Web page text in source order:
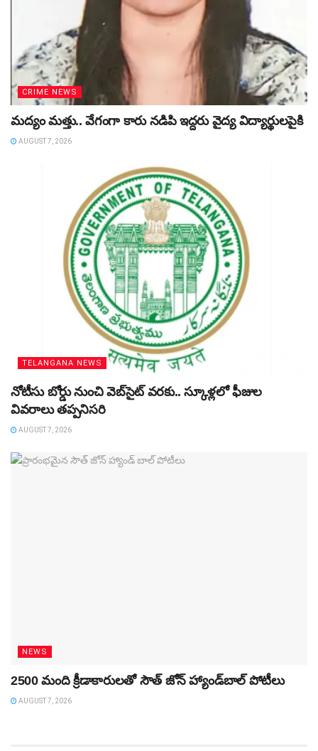
CRIME NEWS
మద్యం మత్తు.. వేగంగా కారు నడిపి ఇద్దరు వైద్య విద్యార్థులపైకి
AUGUST 7, 2026
TELANGANA NEWS
నోటీసు బోర్డు నుంచి వెబ్‌సైట్‌ వరకు.. స్కూళ్లలో ఫీజుల
వివరాలు తప్పనిసరి
AUGUST 7, 2026
NEWS
2500 మంది క్రీడాకారులతో సౌత్‌ జోన్‌ హ్యాండ్‌బాల్‌ పోటీలు
AUGUST 7, 2026